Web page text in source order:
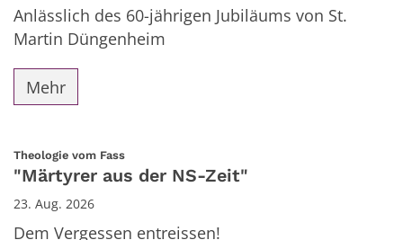
Anlässlich des 60-jährigen Jubiläums von St.
Martin Düngenheim
Mehr
Theologie vom Fass:
"Märtyrer aus der NS-Zeit"
23. Aug. 2026
Dem Vergessen entreissen!